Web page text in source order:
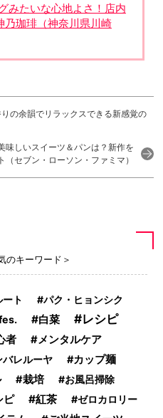
みたいな心地よさ！店内
乃珈琲（神奈川県川崎
の余韻でリラックスできる新感覚の
味しいスイーツ＆パンは？新作を
（セブン・ローソン・ファミマ）
のキーワード＞
ート パク・ヒョンシク
白菜 レシピ
者 メンタルケア
バレルーヤ カップ麺
栽培 お風呂掃除
ピ 紅茶 ゼロカロリー